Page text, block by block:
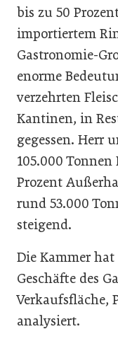
bis zu 50
importiertem
Gastronomie-
enorme
verzehrten
Kantinen, in
gegessen. Herr
105.000 Tonnen
Prozent
rund 53.000
steigend.
Die Kammer
Geschäfte des
Verkaufsfläche,
analysiert.